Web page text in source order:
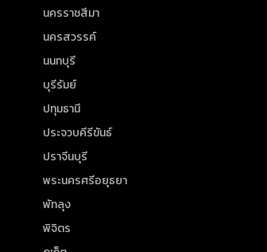
นครราชสีมา
นครสวรรค์
นนทบุรี
บุรีรัมย์
ปทุมธานี
ประจวบคีรีขันธ์
ปราจีนบุรี
พระนครศรีอยุธยา
พัทลุง
พิจิตร